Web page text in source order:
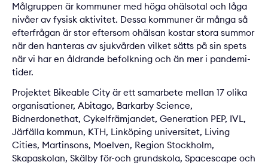
Målgruppen är kommuner med höga ohälsotal och låga
nivåer av fysisk aktivitet. Dessa kommuner är många så
efterfrågan är stor eftersom ohälsan kostar stora summor
när den hanteras av sjukvården vilket sätts på sin spets
när vi har en åldrande befolkning och än mer i pandemi-
tider.
Projektet Bikeable City är ett samarbete mellan 17 olika
organisationer, Abitago, Barkarby Science,
Bidnerdonethat, Cykelfrämjandet, Generation PEP, IVL,
Järfälla kommun, KTH, Linköping universitet, Living
Cities, Martinsons, Moelven, Region Stockholm,
Skapaskolan, Skälby för-och grundskola, Spacescape och